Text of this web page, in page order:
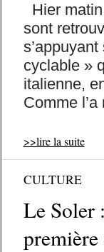
Hier
sont
cyclable »
italienne,
Comme
>>lire la suite
CULTURE
Le Soler